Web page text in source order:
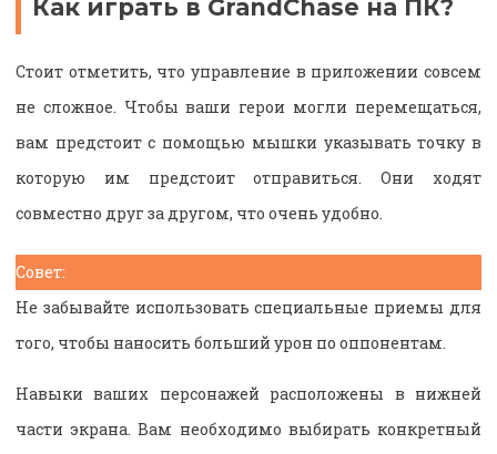
Как играть в GrandChase на ПК?
Стоит отметить, что управление в приложении совсем
не сложное. Чтобы ваши герои могли перемещаться,
вам предстоит с помощью мышки указывать точку в
которую им предстоит отправиться. Они ходят
совместно друг за другом, что очень удобно.
Совет:
Не забывайте использовать специальные приемы для
того, чтобы наносить больший урон по оппонентам.
Навыки ваших персонажей расположены в нижней
части экрана. Вам необходимо выбирать конкретный